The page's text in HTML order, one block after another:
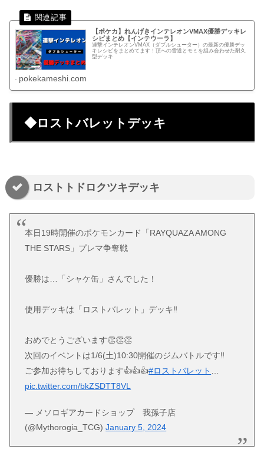
【ポケカ】れんげきインテレオンVMAX優勝デッキレ
シピまとめ【インテウーラ】
連撃インテレオンVMAX（ダブルシューター）の最新の優勝デッ
キレシピをまとめてます！頂への雪道とモミを組み合わせた耐久
型デッキ
pokekameshi.com
◆ロストバレットデッキ
ロストトドロクツキデッキ
本日19時開催のポケモンカード「RAYQUAZA AMONG
THE STARS」プレマ争奪戦
優勝は…「シャケ缶」さんでした！
使用デッキは「ロストバレット」デッキ‼️
おめでとうございます👏👏👏
次回のイベントは1/6(土)10:30開催のジムバトルです‼️
ご参加お待ちしております👍👍👍#ロストバレット …
pic.twitter.com/bkZSDTT8VL
— メソロギアカードショップ 我孫子店
(@Mythorogia_TCG)January 5, 2024